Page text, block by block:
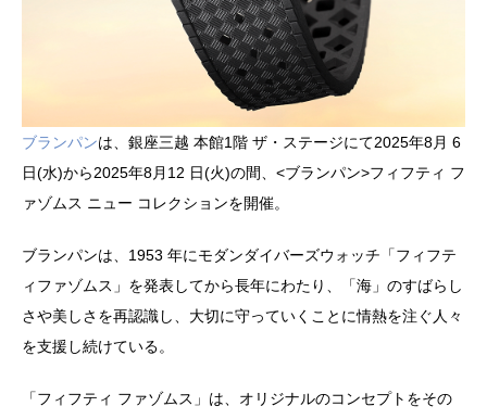
ブランパンは、銀座三越 本館1階 ザ・ステージにて2025年8月 6
日(水)から2025年8月12 日(火)の間、<ブランパン>フィフティ フ
ァゾムス ニュー コレクションを開催。
ブランパンは、1953 年にモダンダイバーズウォッチ「フィフテ
ィファゾムス」を発表してから長年にわたり、「海」のすばらし
さや美しさを再認識し、大切に守っていくことに情熱を注ぐ人々
を支援し続けている。
「フィフティ ファゾムス」は、オリジナルのコンセプトをその